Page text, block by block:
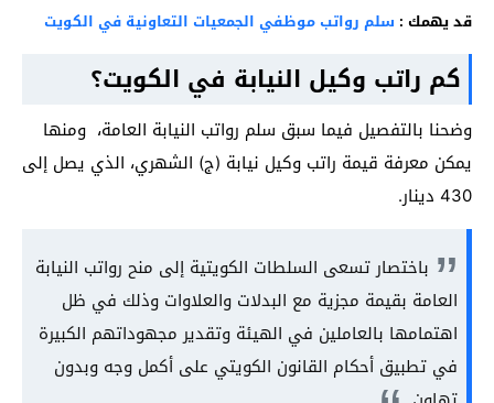
قد يهمك : سلم رواتب موظفي الجمعيات التعاونية في الكويت
كم راتب وكيل النيابة في الكويت؟
وضحنا بالتفصيل فيما سبق سلم رواتب النيابة العامة، ومنها
يمكن معرفة قيمة راتب وكيل نيابة (ج) الشهري، الذي يصل إلى
430 دينار.
باختصار تسعى السلطات الكويتية إلى منح رواتب النيابة
العامة بقيمة مجزية مع البدلات والعلاوات وذلك في ظل
اهتمامها بالعاملين في الهيئة وتقدير مجهوداتهم الكبيرة
في تطبيق أحكام القانون الكويتي على أكمل وجه وبدون